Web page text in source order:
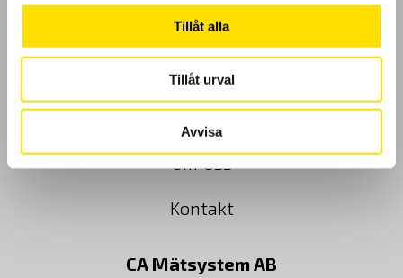
Tillåt alla
Tillåt urval
Avvisa
Cookies
Klagomål
Kundundersökning
Kontakt
CA Mätsystem AB